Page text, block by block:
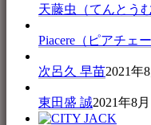
天藤虫（てんとうむ
Piacere（ピアチェー
次呂久 早苗2021年
東田盛 誠2021年8